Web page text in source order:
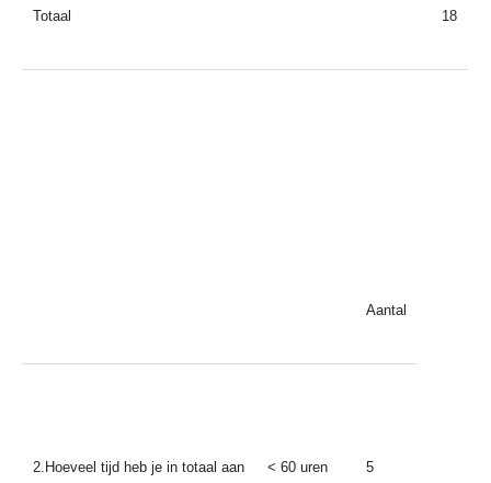
Totaal 18
Aantal
2.Hoeveel tijd heb je in totaal aan
< 60 uren 5